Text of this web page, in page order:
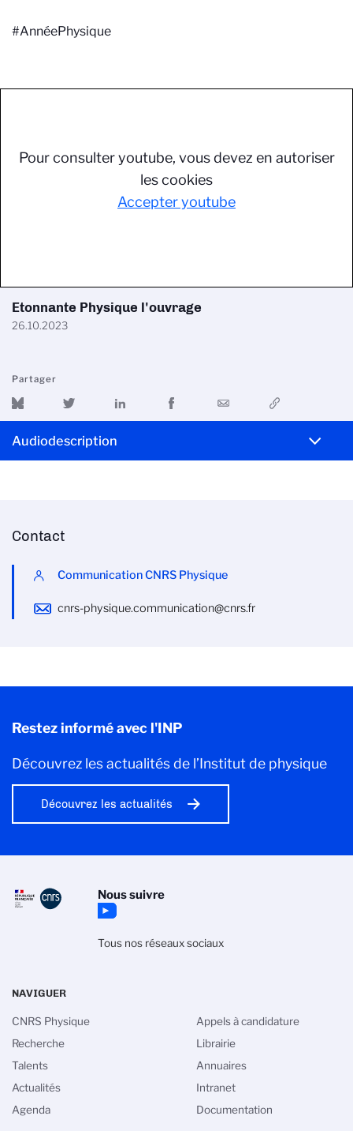
#AnnéePhysique
Pour consulter youtube, vous devez en autoriser
les cookies
Accepter youtube
Etonnante Physique l'ouvrage
26.10.2023
Partager
Audiodescription
Contact
Communication CNRS Physique
cnrs-physique.communication@cnrs.fr
Restez informé avec l'INP
Découvrez les actualités de l’Institut de physique
Découvrez les actualités
Nous suivre
Tous nos réseaux sociaux
NAVIGUER
CNRS Physique
Recherche
Talents
Actualités
Agenda
Appels à candidature
Librairie
Annuaires
Intranet
Documentation